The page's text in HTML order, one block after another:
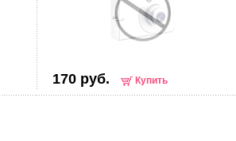
170 руб. Купить